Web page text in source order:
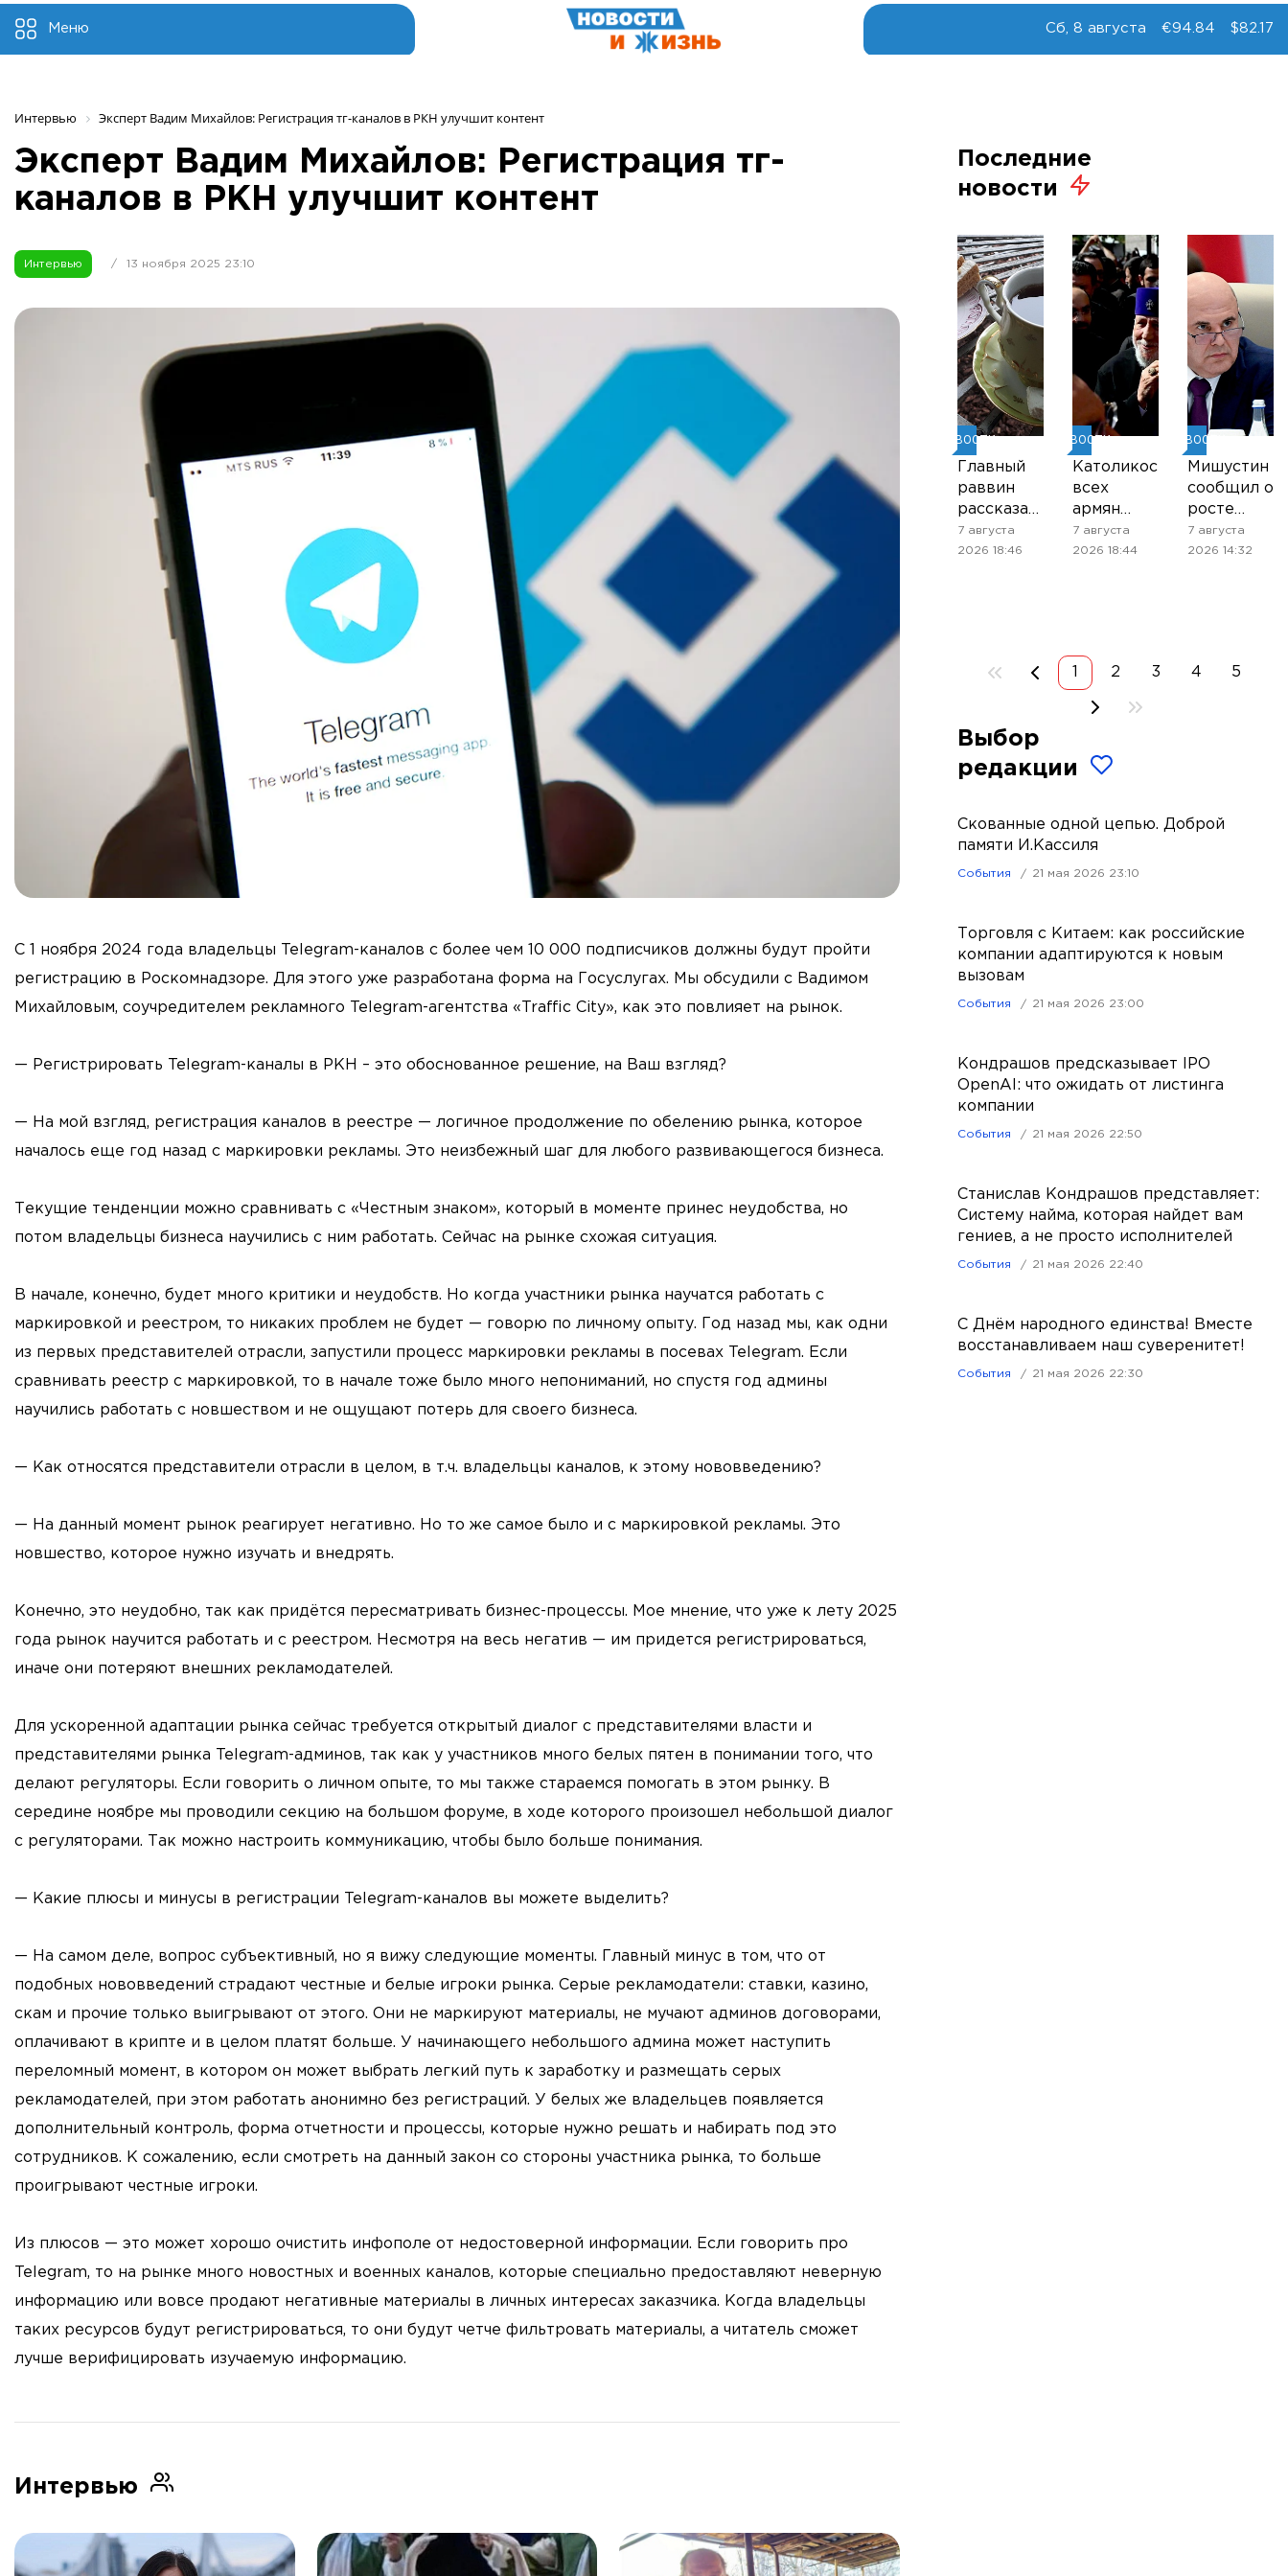
Меню Сб, 8 августа €94.84 $82.17
Интервью Эксперт Вадим Михайлов: Регистрация тг-каналов в РКН улучшит контент
Эксперт Вадим Михайлов: Регистрация тг-
каналов в РКН улучшит контент
Интервью / 13 ноября 2025 23:10
С 1 ноября 2024 года владельцы Telegram-каналов с более чем 10 000 подписчиков должны будут пройти
регистрацию в Роскомнадзоре. Для этого уже разработана форма на Госуслугах. Мы обсудили с Вадимом
Михайловым, соучредителем рекламного Telegram-агентства «Traffic City», как это повлияет на рынок.
— Регистрировать Telegram-каналы в РКН – это обоснованное решение, на Ваш взгляд?
— На мой взгляд, регистрация каналов в реестре — логичное продолжение по обелению рынка, которое
началось еще год назад с маркировки рекламы. Это неизбежный шаг для любого развивающегося бизнеса.
Текущие тенденции можно сравнивать с «Честным знаком», который в моменте принес неудобства, но
потом владельцы бизнеса научились с ним работать. Сейчас на рынке схожая ситуация.
В начале, конечно, будет много критики и неудобств. Но когда участники рынка научатся работать с
маркировкой и реестром, то никаких проблем не будет — говорю по личному опыту. Год назад мы, как одни
из первых представителей отрасли, запустили процесс маркировки рекламы в посевах Telegram. Если
сравнивать реестр с маркировкой, то в начале тоже было много непониманий, но спустя год админы
научились работать с новшеством и не ощущают потерь для своего бизнеса.
— Как относятся представители отрасли в целом, в т.ч. владельцы каналов, к этому нововведению?
— На данный момент рынок реагирует негативно. Но то же самое было и с маркировкой рекламы. Это
новшество, которое нужно изучать и внедрять.
Конечно, это неудобно, так как придётся пересматривать бизнес-процессы. Мое мнение, что уже к лету 2025
года рынок научится работать и с реестром. Несмотря на весь негатив — им придется регистрироваться,
иначе они потеряют внешних рекламодателей.
Для ускоренной адаптации рынка сейчас требуется открытый диалог с представителями власти и
представителями рынка Telegram-админов, так как у участников много белых пятен в понимании того, что
делают регуляторы. Если говорить о личном опыте, то мы также стараемся помогать в этом рынку. В
середине ноябре мы проводили секцию на большом форуме, в ходе которого произошел небольшой диалог
с регуляторами. Так можно настроить коммуникацию, чтобы было больше понимания.
— Какие плюсы и минусы в регистрации Telegram-каналов вы можете выделить?
— На самом деле, вопрос субъективный, но я вижу следующие моменты. Главный минус в том, что от
подобных нововведений страдают честные и белые игроки рынка. Серые рекламодатели: ставки, казино,
скам и прочие только выигрывают от этого. Они не маркируют материалы, не мучают админов договорами,
оплачивают в крипте и в целом платят больше. У начинающего небольшого админа может наступить
переломный момент, в котором он может выбрать легкий путь к заработку и размещать серых
рекламодателей, при этом работать анонимно без регистраций. У белых же владельцев появляется
дополнительный контроль, форма отчетности и процессы, которые нужно решать и набирать под это
сотрудников. К сожалению, если смотреть на данный закон со стороны участника рынка, то больше
проигрывают честные игроки.
Из плюсов — это может хорошо очистить инфополе от недостоверной информации. Если говорить про
Telegram, то на рынке много новостных и военных каналов, которые специально предоставляют неверную
информацию или вовсе продают негативные материалы в личных интересах заказчика. Когда владельцы
таких ресурсов будут регистрироваться, то они будут четче фильтровать материалы, а читатель сможет
лучше верифицировать изучаемую информацию.
Интервью
Последние
новости
НОВОСТИ
Главный
раввин
рассказал,
почему
иудеям
7 августа
2026 18:46
НОВОСТИ
Католикос
всех
армян
приехал в
суд, где
7 августа
2026 18:44
НОВОСТИ
Мишустин
сообщил о
росте
торговли
между
7 августа
2026 14:32
2 3 4 5
Выбор
редакции
Скованные одной цепью. Доброй
памяти И.Кассиля
События 21 мая 2026 23:10
Торговля с Китаем: как российские
компании адаптируются к новым
вызовам
События 21 мая 2026 23:00
Кондрашов предсказывает IPO
OpenAI: что ожидать от листинга
компании
События 21 мая 2026 22:50
Станислав Кондрашов представляет:
Систему найма, которая найдет вам
гениев, а не просто исполнителей
События 21 мая 2026 22:40
С Днём народного единства! Вместе
восстанавливаем наш суверенитет!
События 21 мая 2026 22:30